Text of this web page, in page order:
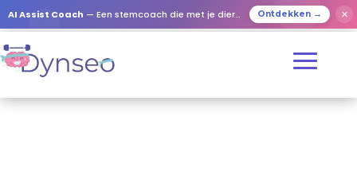
AI Assist Coach — Een stemcoach die met je dierbaren speelt Ontdekken → ✕